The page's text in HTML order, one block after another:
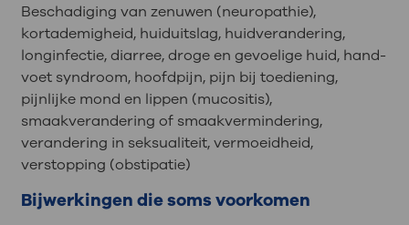
Beschadiging van zenuwen (neuropathie),
kortademigheid, huiduitslag, huidverandering,
longinfectie, diarree, droge en gevoelige huid, hand-
voet syndroom, hoofdpijn, pijn bij toediening,
pijnlijke mond en lippen (mucositis),
smaakverandering of smaakvermindering,
verandering in seksualiteit, vermoeidheid,
verstopping (obstipatie)
Bijwerkingen die soms voorkomen